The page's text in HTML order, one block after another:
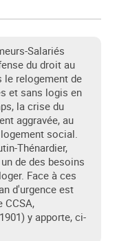
Salariés
du droit au
le relogement de
et sans logis en
la crise du
aggravée, au
social.
Thénardier,
de des besoins
Face à ces
d'urgence est
CCSA,
y apporte, ci-